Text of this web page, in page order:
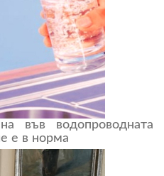
във водопроводната
е в норма